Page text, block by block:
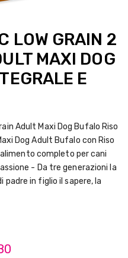
LOW GRAIN 2
MAXI DOG
E
Adult Maxi Dog Bufalo Riso
Dog Adult Bufalo con Riso
completo per cani
- Da tre generazioni la
in figlio il sapere, la